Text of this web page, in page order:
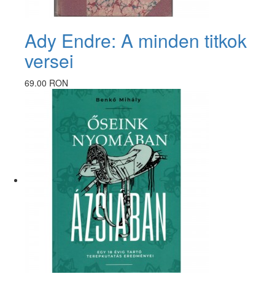
Ady Endre: A minden titkok
versei
69.00 RON